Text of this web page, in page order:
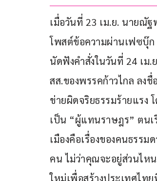
เมื่อวันที่ 23 เม.ย. นายณั
โพสต์ข้อความผ่านเฟซบุ๊ก
นัดฟังคำสั่งในวันที่ 24 เม
สส.ของพรรคก้าวไกล ลง
ข่ายผิดจริยธรรมร้ายแรง
เป็น “ผู้แทนราษฎร” ตนเ
เมืองคือเรื่องของคนธรรม
คน ไม่ว่าคุณจะอยู่ส่วนไห
ใหม่เพื่อสร้างประเทศไท